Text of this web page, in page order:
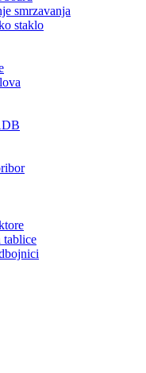
smrzavanja
staklo
tablice